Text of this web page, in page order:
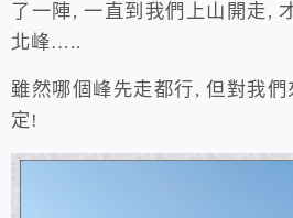
了一陣, 一直到我們上山開走,
北峰…..
雖然哪個峰先走都行, 但對我
定!